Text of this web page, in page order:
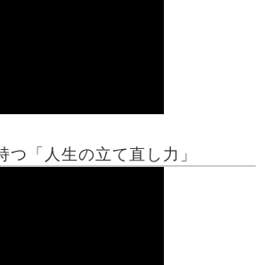
つ「人生の立て直し力」